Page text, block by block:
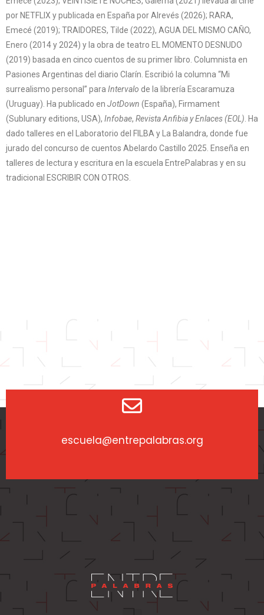
por NETFLIX y publicada en España por Alrevés (2026); RARA,
Emecé (2019); TRAIDORES, Tilde (2022), AGUA DEL MISMO CAÑO,
Enero (2014 y 2024) y la obra de teatro EL MOMENTO DESNUDO
(2019) basada en cinco cuentos de su primer libro. Columnista en
Pasiones Argentinas del diario Clarín. Escribió la columna “Mi
surrealismo personal” para Intervalo de la librería Escaramuza
(Uruguay). Ha publicado en JotDown (España), Firmament
(Sublunary editions, USA), Infobae, Revista Anfibia y Enlaces (EOL) . Ha
dado talleres en el Laboratorio del FILBA y La Balandra, donde fue
jurado del concurso de cuentos Abelardo Castillo 2025. Enseña en
talleres de lectura y escritura en la escuela EntrePalabras y en su
tradicional ESCRIBIR CON OTROS.
escuela@entrepalabras.org